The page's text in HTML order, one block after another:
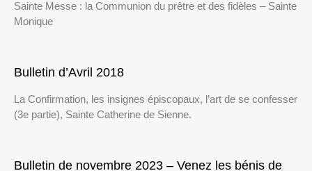
Sainte Messe : la Communion du prêtre et des fidèles – Sainte
Monique
Bulletin d’Avril 2018
La Confirmation, les insignes épiscopaux, l’art de se confesser
(3e partie), Sainte Catherine de Sienne.
Bulletin de novembre 2023 – Venez les bénis de